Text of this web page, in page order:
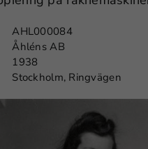
AHL000084
Åhléns AB
1938
Stockholm, Ringvägen